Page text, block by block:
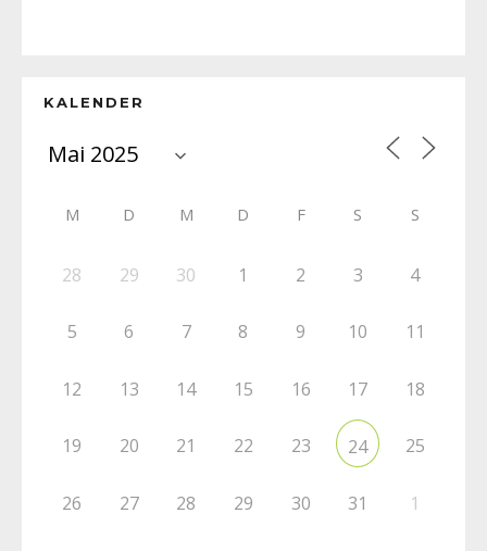
KALENDER
M D M D F S S
28 29 30 1 2 3 4
5 6 7 8 9 10 11
12 13 14 15 16 17 18
19 20 21 22 23 24 25
26 27 28 29 30 31 1